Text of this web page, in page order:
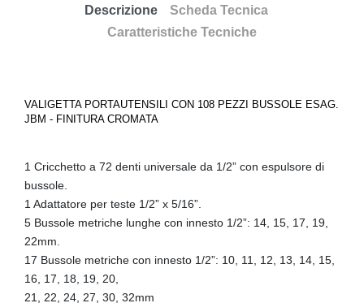
Descrizione
Scheda Tecnica
Caratteristiche Tecniche
VALIGETTA PORTAUTENSILI CON 108 PEZZI BUSSOLE ESAG.
JBM - FINITURA CROMATA
1 Cricchetto a 72 denti universale da 1/2” con espulsore di
bussole.
1 Adattatore per teste 1/2” x 5/16”.
5 Bussole metriche lunghe con innesto 1/2”: 14, 15, 17, 19,
22mm.
17 Bussole metriche con innesto 1/2”: 10, 11, 12, 13, 14, 15,
16, 17, 18, 19, 20,
21, 22, 24, 27, 30, 32mm